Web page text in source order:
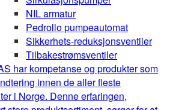
NIL armatur
Pedrollo pumpeautomat
Sikkerhets-reduksjonsventiler
Tilbakestrømsventiler
har kompetanse og produkter som
innen de aller fleste
i Norge. Denne erfaringen,